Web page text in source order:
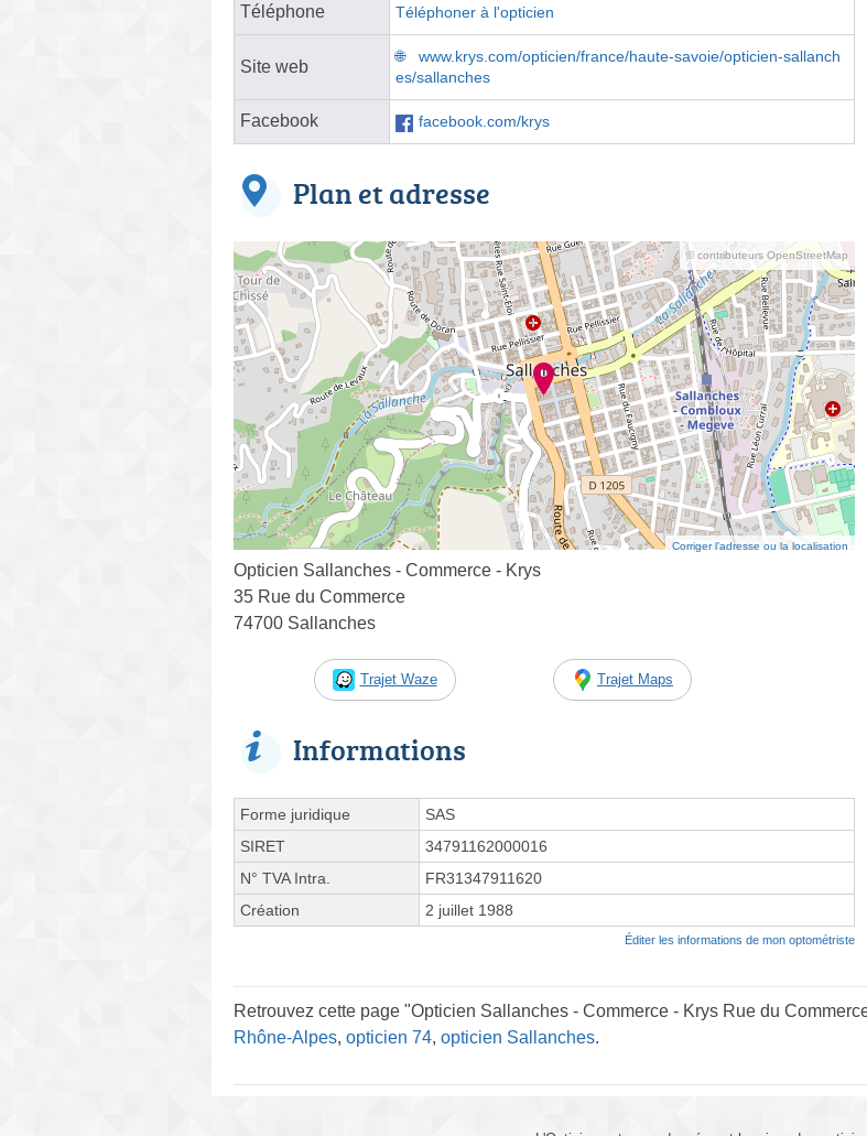
Téléphone Téléphoner à l'opticien
Site web
www.krys.com/opticien/france/haute-savoie/opticien-sallanch
es/sallanches
Facebook facebook.com/krys
Plan et adresse
© contributeurs OpenStreetMap
Corriger l’adresse ou la localisation
Opticien Sallanches - Commerce - Krys
35 Rue du Commerce
74700 Sallanches
Trajet Waze Trajet Maps
Informations
Forme juridique
SAS
SIRET
34791162000016
N° TVA Intra.
FR31347911620
Création
2 juillet 1988
Éditer les informations de mon optométriste
Retrouvez cette page "Opticien Sallanches - Commerce - Krys Rue du
Rhône-Alpes, opticien 74, opticien Sallanches.